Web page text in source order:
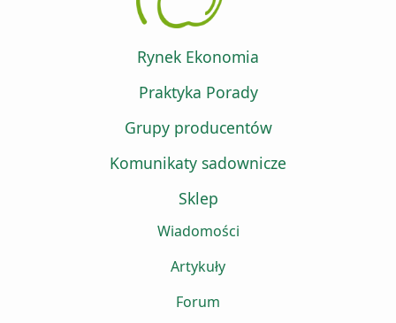
Rynek Ekonomia
Praktyka Porady
Grupy producentów
Komunikaty sadownicze
Sklep
Wiadomości
Artykuły
Forum